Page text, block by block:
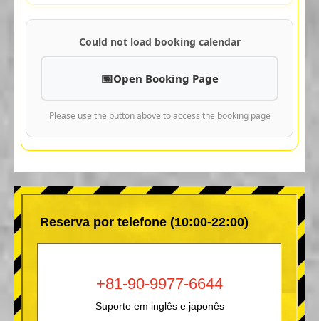
Could not load booking calendar
Open Booking Page
Please use the button above to access the booking page
Reserva por telefone (10:00-22:00)
+81-90-9977-6644
Suporte em inglês e japonês